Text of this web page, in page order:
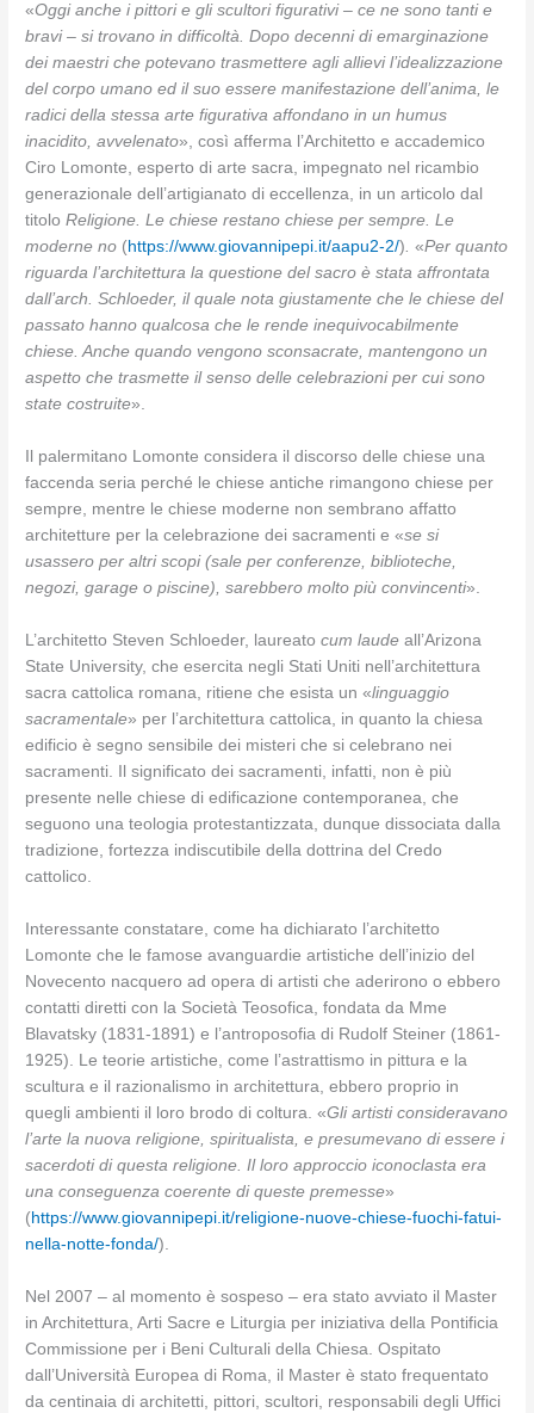
«Oggi anche i pittori e gli scultori figurativi – ce ne sono tanti e
bravi – si trovano in difficoltà. Dopo decenni di emarginazione
dei maestri che potevano trasmettere agli allievi l’idealizzazione
del corpo umano ed il suo essere manifestazione dell’anima, le
radici della stessa arte figurativa affondano in un humus
inacidito, avvelenato», così afferma l’Architetto e accademico
Ciro Lomonte, esperto di arte sacra, impegnato nel ricambio
generazionale dell’artigianato di eccellenza, in un articolo dal
titoloReligione. Le chiese restano chiese per sempre. Le
moderne no (https://www.giovannipepi.it/aapu2-2/). «Per quanto
riguarda l’architettura la questione del sacro è stata affrontata
dall’arch. Schloeder, il quale nota giustamente che le chiese del
passato hanno qualcosa che le rende inequivocabilmente
chiese. Anche quando vengono sconsacrate, mantengono un
aspetto che trasmette il senso delle celebrazioni per cui sono
state costruite».
Il palermitano Lomonte considera il discorso delle chiese una
faccenda seria perché le chiese antiche rimangono chiese per
sempre, mentre le chiese moderne non sembrano affatto
architetture per la celebrazione dei sacramenti e «se si
usassero per altri scopi (sale per conferenze, biblioteche,
negozi, garage o piscine), sarebbero molto più convincenti».
L’architetto Steven Schloeder, laureatocum laude all’Arizona
State University, che esercita negli Stati Uniti nell’architettura
sacra cattolica romana, ritiene che esista un «linguaggio
sacramentale» per l’architettura cattolica, in quanto la chiesa
edificio è segno sensibile dei misteri che si celebrano nei
sacramenti. Il significato dei sacramenti, infatti, non è più
presente nelle chiese di edificazione contemporanea, che
seguono una teologia protestantizzata, dunque dissociata dalla
tradizione, fortezza indiscutibile della dottrina del Credo
cattolico.
Interessante constatare, come ha dichiarato l’architetto
Lomonte che le famose avanguardie artistiche dell’inizio del
Novecento nacquero ad opera di artisti che aderirono o ebbero
contatti diretti con la Società Teosofica, fondata da Mme
Blavatsky (1831-1891) e l’antroposofia di Rudolf Steiner (1861-
1925). Le teorie artistiche, come l’astrattismo in pittura e la
scultura e il razionalismo in architettura, ebbero proprio in
quegli ambienti il loro brodo di coltura. «Gli artisti consideravano
l’arte la nuova religione, spiritualista, e presumevano di essere i
sacerdoti di questa religione. Il loro approccio iconoclasta era
una conseguenza coerente di queste premesse»
(https://www.giovannipepi.it/religione-nuove-chiese-fuochi-fatui-
nella-notte-fonda/).
Nel 2007 – al momento è sospeso – era stato avviato il Master
in Architettura, Arti Sacre e Liturgia per iniziativa della Pontificia
Commissione per i Beni Culturali della Chiesa. Ospitato
dall’Università Europea di Roma, il Master è stato frequentato
da centinaia di architetti, pittori, scultori, responsabili degli Uffici